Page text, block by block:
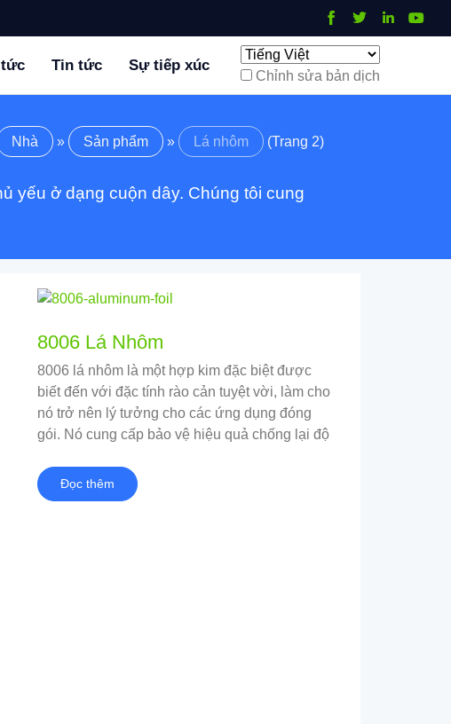
Tin tức Sự tiếp xúc
Chỉnh sửa bản dịch
Nhà » Sản phẩm » Lá nhôm (Trang 2)
yếu ở dạng cuộn dây. Chúng tôi cung
8006 Lá Nhôm
8006 lá nhôm là một hợp kim đặc biệt được
biết đến với đặc tính rào cản tuyệt vời, làm cho
nó trở nên lý tưởng cho các ứng dụng đóng
gói. Nó cung cấp bảo vệ hiệu quả chống lại độ
và chất lượng của sản phẩm thực phẩm.
Đọc thêm